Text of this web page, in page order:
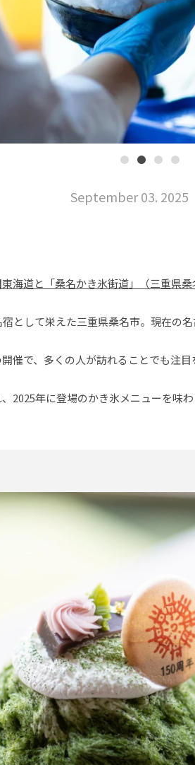
September 03. 2025
道と「桑名かき氷街道」（三重県桑
として栄えた三重県桑名市。現在の
催で、多くの人が訪れることでも注目
2025年に登場のかき氷メニューを味わ